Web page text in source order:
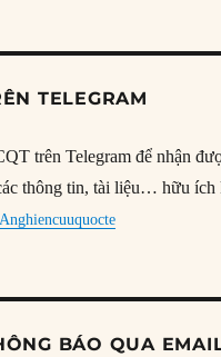
TELEGRAM
trên Telegram để nhận
thông tin, tài liệu… hữu ích
BÁO QUA